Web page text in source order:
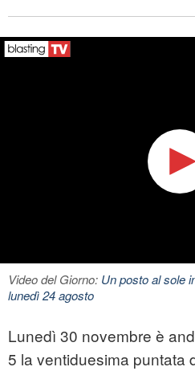
Video del Giorno: Un posto al sole
lunedì 24 agosto
Lunedì 30 novembre è
5 la ventiduesima puntata